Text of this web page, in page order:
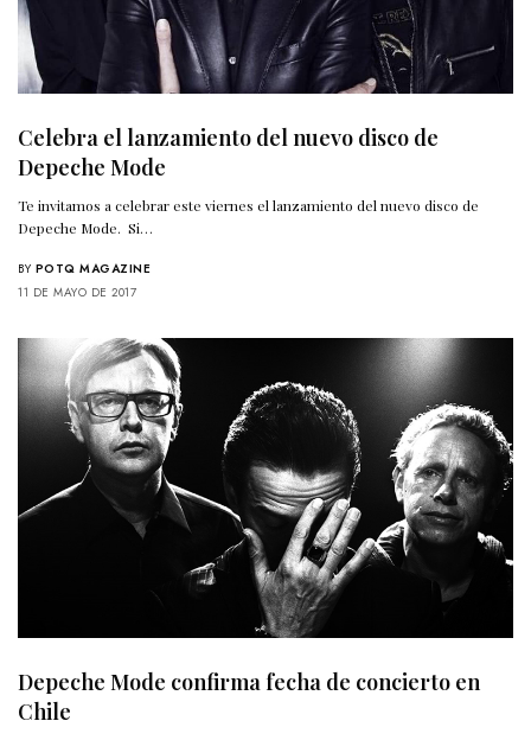
Celebra el lanzamiento del nuevo disco de
Depeche Mode
Te invitamos a celebrar este viernes el lanzamiento del nuevo disco de
Depeche Mode. Si…
BY POTQ MAGAZINE
11 DE MAYO DE 2017
Depeche Mode confirma fecha de concierto en
Chile